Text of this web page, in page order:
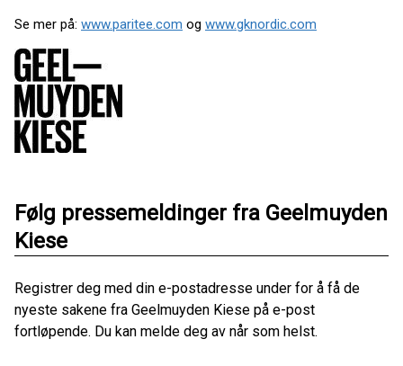
Se mer på: www.paritee.com og www.gknordic.com
Følg pressemeldinger fra Geelmuyden
Kiese
Registrer deg med din e-postadresse under for å få de
nyeste sakene fra Geelmuyden Kiese på e-post
fortløpende. Du kan melde deg av når som helst.